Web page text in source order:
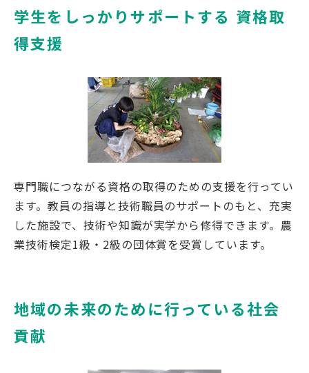
学生をしっかりサポートする 資格取
得支援
専門職につながる資格の取得のための支援を行ってい
ます。教員の指導と技術職員のサポートのもと、充実
した施設で、技術や知識が実学から修得できます。農
業技術検定1級・2級の団体賞を受賞しています。
地域の未来のために行っている社会
貢献